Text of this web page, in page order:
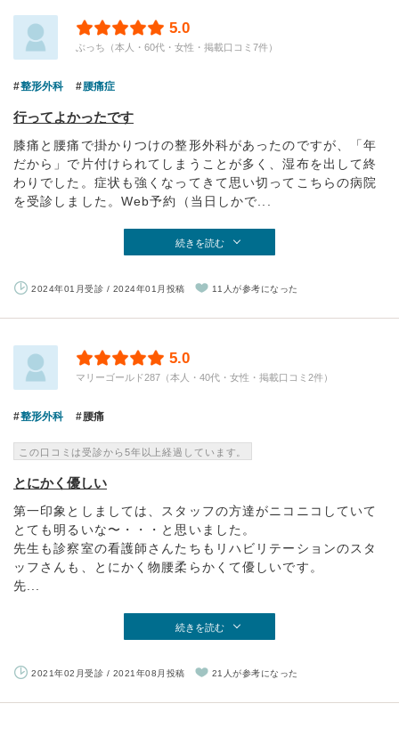
5.0
ぶっち（本人・60代・女性・掲載口コミ7件）
整形外科 腰痛症
行ってよかったです
膝痛と腰痛で掛かりつけの整形外科があったのですが、「年
だから」で片付けられてしまうことが多く、湿布を出して終
わりでした。症状も強くなってきて思い切ってこちらの病院
を受診しました。Web予約（当日しかで...
続きを読む
2024年01月受診 / 2024年01月投稿 11人が参考になった
5.0
マリーゴールド287（本人・40代・女性・掲載口コミ2件）
整形外科 腰痛
この口コミは受診から5年以上経過しています。
とにかく優しい
第一印象としましては、スタッフの方達がニコニコしていて
とても明るいな〜・・・と思いました。
先生も診察室の看護師さんたちもリハビリテーションのスタ
ッフさんも、とにかく物腰柔らかくて優しいです。
先...
続きを読む
2021年02月受診 / 2021年08月投稿 21人が参考になった